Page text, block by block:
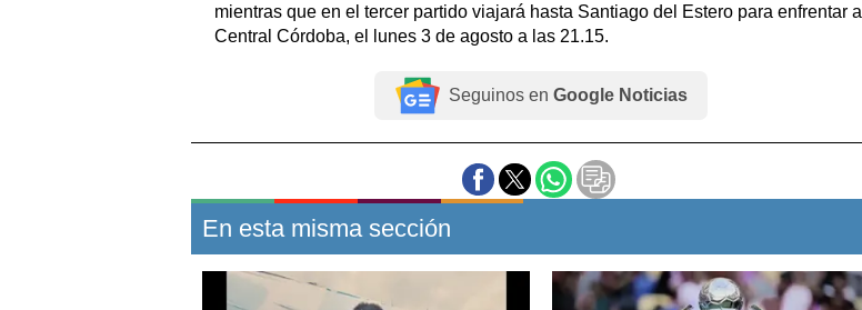
mientras que en el tercer partido viajará hasta Santiago del Estero para enfrentar a
Central Córdoba, el lunes 3 de agosto a las 21.15.
Seguinos en Google Noticias
En esta misma sección